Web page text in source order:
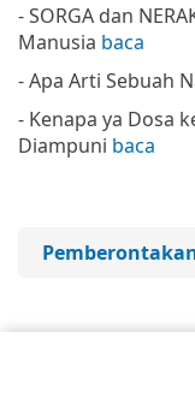
- SORGA dan
Manusia baca
- Apa Arti Sebuah
- Kenapa ya Dosa
Diampuni baca